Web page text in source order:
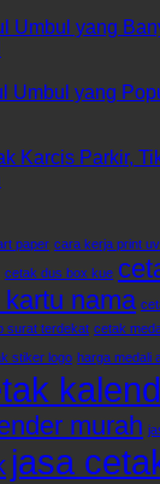
Umbul yang
Umbul yang
Karcis Parkir,
paper cara kerja print uv
cetak dus box kue
nama
surat terdekat cetak
stiker logo harga medali
murah
jasa